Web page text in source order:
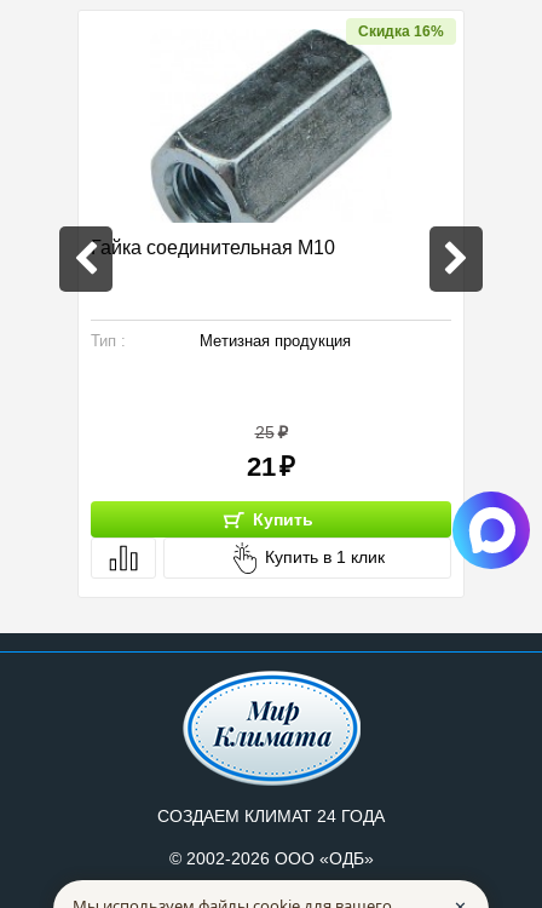
Скидка 16%
Гайка соединительная М10
Тип : Метизная продукция
25
21
Купить
Купить в 1 клик
СОЗДАЕМ КЛИМАТ 24 ГОДА
© 2002-2026 ООО «ОДБ»
Адрес: